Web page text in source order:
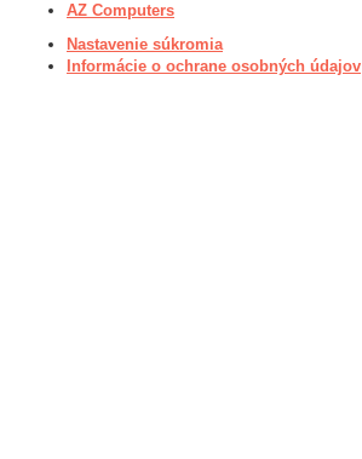
AZ Computers
Nastavenie súkromia
Informácie o ochrane osobných údajov